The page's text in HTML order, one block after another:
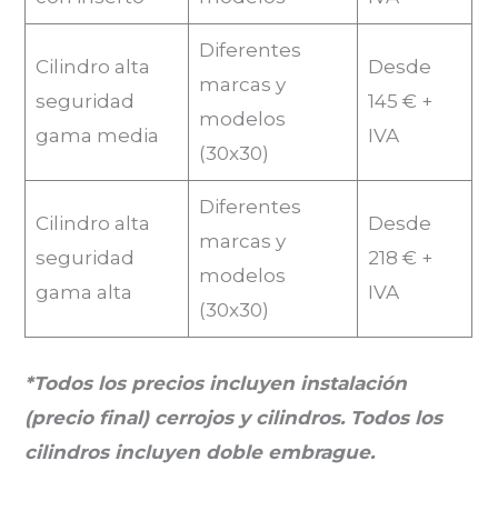
Cilindro alta
seguridad
gama media
Diferentes
marcas y
modelos
(30x30)
Desde
145 € +
IVA
Cilindro alta
seguridad
gama alta
Diferentes
marcas y
modelos
(30x30)
Desde
218 € +
IVA
*Todos los precios incluyen instalación
(precio final) cerrojos y cilindros. Todos los
cilindros incluyen doble embrague.